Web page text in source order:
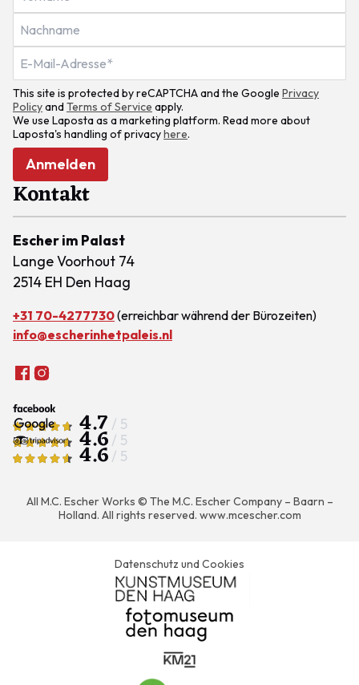
This site is protected by reCAPTCHA and the Google Privacy
PolicyandTerms of Service apply.
We use Laposta as a marketing platform. Read more about
Laposta's handling of privacyhere.
Anmelden
Kontakt
Escher im Palast
Lange Voorhout 74
2514 EH Den Haag
+31 70-4277730(erreichbar während der Bürozeiten)
info@escherinhetpaleis.nl
4.7 / 5
4.6 / 5
4.6 / 5
All M.C. Escher Works © The M.C. Escher Company – Baarn –
Holland. All rights reserved. www.mcescher.com
Datenschutz und Cookies